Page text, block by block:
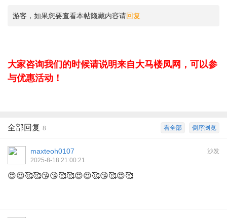
游客，如果您要查看本帖隐藏内容请回复
大家咨询我们的时候请说明来自大马楼凤网，可以参
与优惠活动！
倒序浏览
看全部
全部回复 8
沙发
maxteoh0107
2025-8-18 21:00:21
😍😍🥰🥰😘😘🥰🥰😍😍🥰😘🥰😍🥰